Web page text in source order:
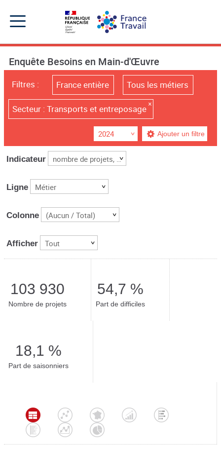
menu
contenu
pied
Menu
navigation
Menu
Enquête Besoins en Main-d'Œuvre
Filtres : France entière Tous les métiers
Secteur : Transports et entreposage
2024
Indicateur nombre de projets, % difficiles, % saisonniers
Ligne Métier
Colonne (Aucun / Total)
Afficher Tout
103 930
Nombre de projets
54,7 %
Part de difficiles
18,1 %
Part de saisonniers